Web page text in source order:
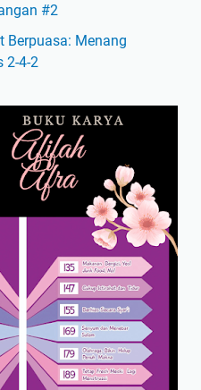
#2
Berpuasa: Menang
2-4-2